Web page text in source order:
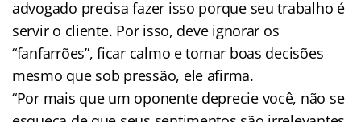
advogado precisa fazer isso porque seu trabalho é
servir o cliente. Por isso, deve ignorar os
“fanfarrões”, ficar calmo e tomar boas decisões
mesmo que sob pressão, ele afirma.
“Por mais que um oponente deprecie você, não se